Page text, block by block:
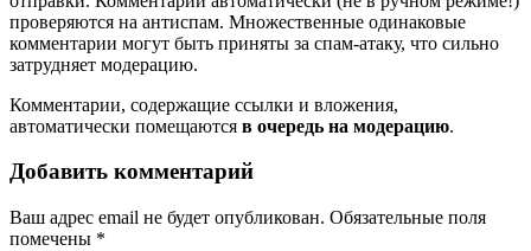
проверяются на антиспам. Множественные одинаковые
комментарии могут быть приняты за спам-атаку, что сильно
затрудняет модерацию.
Комментарии, содержащие ссылки и вложения,
автоматически помещаются в очередь на модерацию.
Добавить комментарий
Ваш адрес email не будет опубликован. Обязательные поля
помечены *